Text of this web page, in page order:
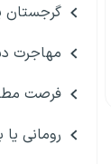
گرجستان
مهاجرت
فرصت
رومانی یا